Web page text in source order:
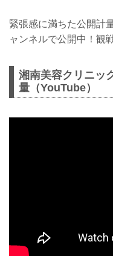
緊張感に満ちた公開計
ャンネルで公開中！観
湘南美容クリニッ
量（YouTube）